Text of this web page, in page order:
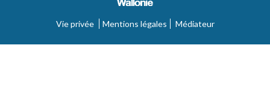
Vie privée Mentions légales Médiateur